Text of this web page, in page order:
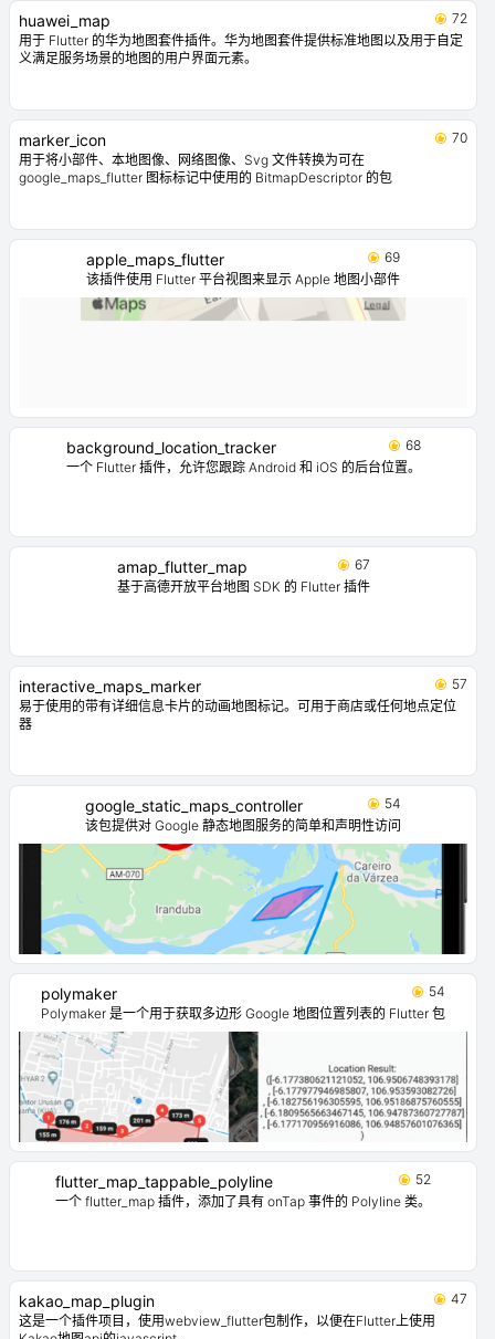
huawei_map
72
用于 Flutter 的华为地图套件插件。华为地图套件提供标准地图以及用于自定
义满足服务场景的地图的用户界面元素。
marker_icon
70
用于将小部件、本地图像、网络图像、Svg 文件转换为可在
google_maps_flutter 图标标记中使用的 BitmapDescriptor 的包
apple_maps_flutter
69
该插件使用 Flutter 平台视图来显示 Apple 地图小部件
background_location_tracker
68
一个 Flutter 插件，允许您跟踪 Android 和 iOS 的后台位置。
amap_flutter_map
67
基于高德开放平台地图 SDK 的 Flutter 插件
interactive_maps_marker
57
易于使用的带有详细信息卡片的动画地图标记。可用于商店或任何地点定位
器
google_static_maps_controller
54
该包提供对 Google 静态地图服务的简单和声明性访问
polymaker
54
Polymaker 是一个用于获取多边形 Google 地图位置列表的 Flutter 包
flutter_map_tappable_polyline
52
一个 flutter_map 插件，添加了具有 onTap 事件的 Polyline 类。
kakao_map_plugin
47
这是一个插件项目，使用webview_flutter包制作，以便在Flutter上使用